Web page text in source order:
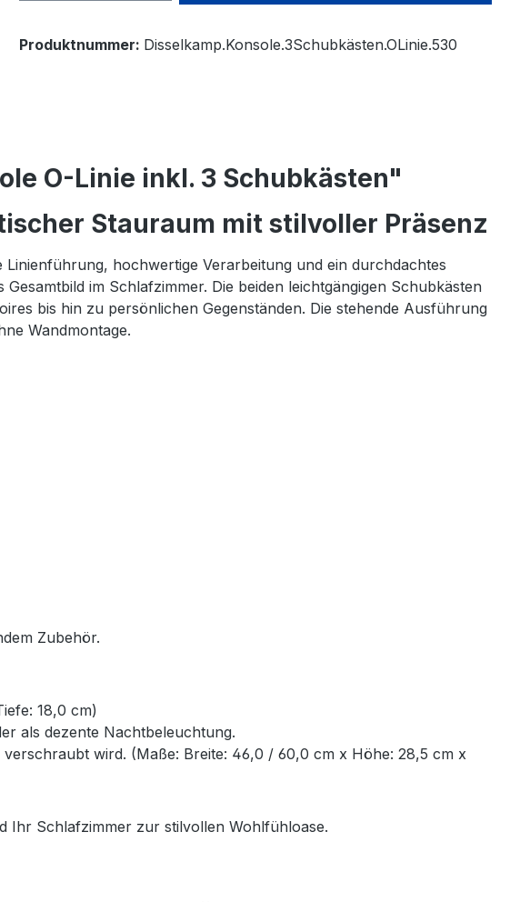
Produktnummer: Disselkamp.Konsole.3Schubkästen.OLinie.530
O-Linie inkl. 3 Schubkästen"
Stauraum mit stilvoller Präsenz
hochwertige Verarbeitung und ein durchdachtes
im Schlafzimmer. Die beiden leichtgängigen Schubkästen
bis hin zu persönlichen Gegenständen. Die stehende Ausführung
Wandmontage.
Zubehör.
18,0 cm)
als dezente Nachtbeleuchtung.
wird. (Maße: Breite: 46,0 / 60,0 cm x Höhe: 28,5 cm x
Ihr Schlafzimmer zur stilvollen Wohlfühloase.